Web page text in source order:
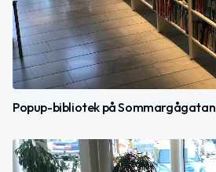
Popup-bibliotek på Sommargågatan